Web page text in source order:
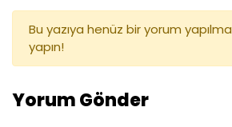
Bu yazıya henüz bir yorum
yapın!
Yorum Gönder